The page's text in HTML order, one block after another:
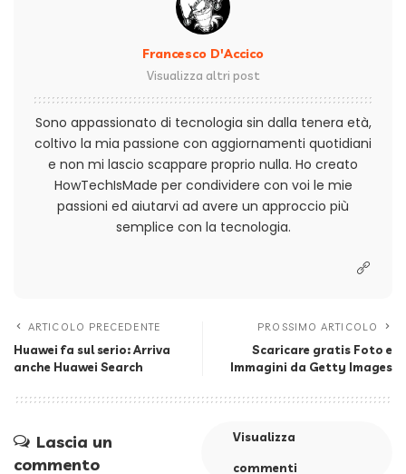
Francesco D'Accico
Visualizza altri post
Sono appassionato di tecnologia sin dalla tenera età,
coltivo la mia passione con aggiornamenti quotidiani
e non mi lascio scappare proprio nulla. Ho creato
HowTechIsMade per condividere con voi le mie
passioni ed aiutarvi ad avere un approccio più
semplice con la tecnologia.
ARTICOLO PRECEDENTE
Huawei fa sul serio: Arriva
anche Huawei Search
PROSSIMO ARTICOLO
Scaricare gratis Foto e
Immagini da Getty Images
Lascia un
commento
Visualizza
commenti